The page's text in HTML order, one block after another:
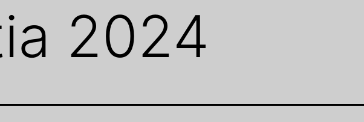
2024